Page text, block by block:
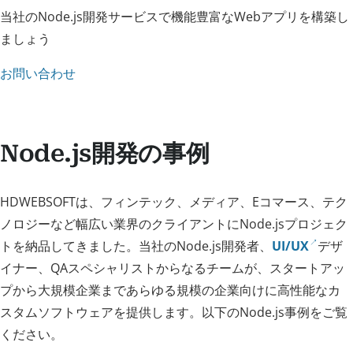
当社のNode.js開発サービスで機能豊富なWebアプリを構築し
ましょう
お問い合わせ
Node.js開発の事例
HDWEBSOFTは、フィンテック、メディア、Eコマース、テク
ノロジーなど幅広い業界のクライアントにNode.jsプロジェク
トを納品してきました。当社のNode.js開発者、 UI/UX デザ
イナー、QAスペシャリストからなるチームが、スタートアッ
プから大規模企業まであらゆる規模の企業向けに高性能なカ
スタムソフトウェアを提供します。以下のNode.js事例をご覧
ください。